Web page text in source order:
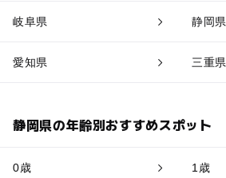
岐阜県 静岡県
愛知県 三重県
静岡県の年齢別おすすめスポット
0歳 1歳